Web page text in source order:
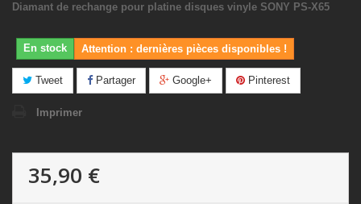
Diamant de rechange pour platine disques vinyle SONY PS-X65
En stock Attention : dernières pièces disponibles !
Tweet Partager Google+ Pinterest
Imprimer
35,90 €